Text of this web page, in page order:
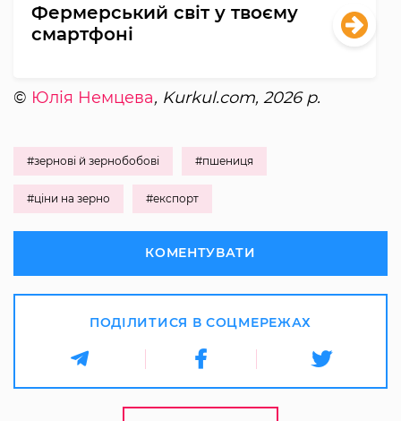
Фермерський світ у твоєму
смартфоні
© Юлія Немцева, Kurkul.com, 2026 р.
#зернові й зернобобові #пшениця
#ціни на зерно #експорт
КОМЕНТУВАТИ
ПОДІЛИТИСЯ В СОЦМЕРЕЖАХ